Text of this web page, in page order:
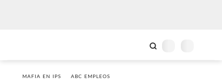
MAFIA EN IPS ABC EMPLEOS